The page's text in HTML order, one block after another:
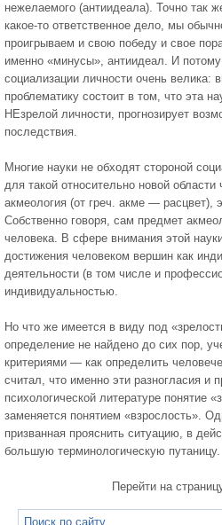
нежелаемого (антиидеала). Точно так
какое-то ответственное дело, мы
проигрываем и свою победу и свое
именно «ми­нусы», антиидеал. И
социализации личности очень велика:
проблематику состоит в том, что эта
НЕзрелой личности, прогнозирует
последствия.
Многие науки не обходят стороной
для та­кой относительно новой области
акмеология (от греч. акме — расцвет),
Собственно говоря, сам предмет
человека. В сфере внимания этой
достижения человеком вершин как
деятельности (в том числе и
индивидуальностью.
Но что же имеется в виду под
определение не найдено до сих пор,
критериями — как опреде­лить
считал, что именно эти разногласия и
психологической литературе понятие
заменяется понятием «взрослость».
призван­ная прояснить ситуацию, в
большую терминологи­ческую путаницу.
Перейти на